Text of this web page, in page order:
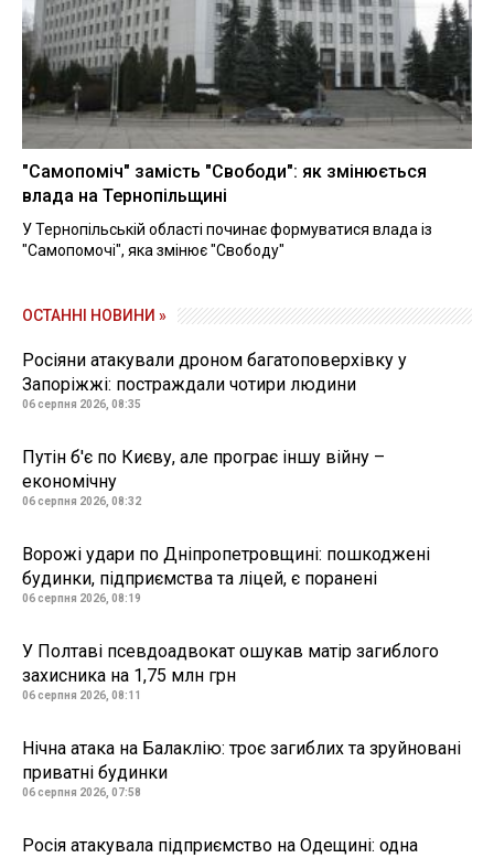
"Самопоміч" замість "Свободи": як змінюється
влада на Тернопільщині
У Тернопільській області починає формуватися влада із
"Самопомочі", яка змінює "Свободу"
ОСТАННІ НОВИНИ »
Росіяни атакували дроном багатоповерхівку у
Запоріжжі: постраждали чотири людини
06 серпня 2026, 08:35
Путін б'є по Києву, але програє іншу війну –
економічну
06 серпня 2026, 08:32
Ворожі удари по Дніпропетровщині: пошкоджені
будинки, підприємства та ліцей, є поранені
06 серпня 2026, 08:19
У Полтаві псевдоадвокат ошукав матір загиблого
захисника на 1,75 млн грн
06 серпня 2026, 08:11
Нічна атака на Балаклію: троє загиблих та зруйновані
приватні будинки
06 серпня 2026, 07:58
Росія атакувала підприємство на Одещині: одна